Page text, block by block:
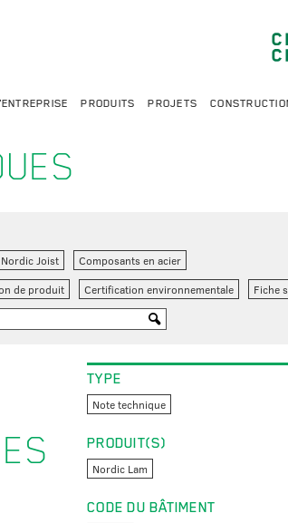
PRODUITS PROJETS
Nordic Joist
Composants en acier
de produit Certification environnementale
Fiche
TYPE
Note technique
PRODUIT(S)
Nordic Lam
CODE DU BÂTIMENT